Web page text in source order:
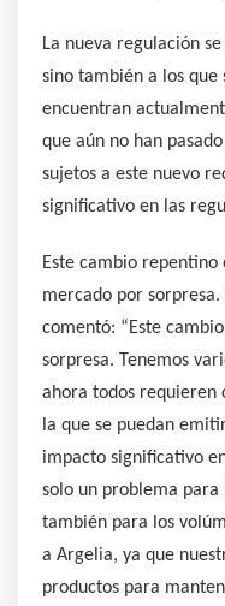
La nueva regulación
sino también a los que
encuentran
que aún no han
sujetos a este nuevo
significativo en las
Este cambio repentino
mercado por
comentó: “Este
sorpresa. Tenemos
ahora todos requieren
la que se puedan
impacto significativo
solo un problema para
también para los
a Argelia, ya que
productos para